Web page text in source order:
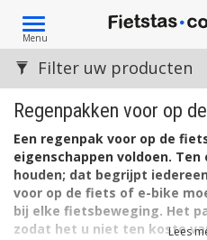
Toggle
navigation
Menu
Regenpakken voor op
Een regenpak voor op de
eigenschappen voldoen.
houden; dat begrijpt
voor op de fiets of e-bike
bij elke fietsbeweging. Het
zodat het u niet ten kosteLees
Filter uw producten